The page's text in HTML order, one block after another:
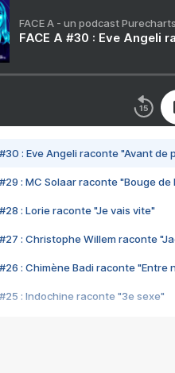
FACE A - un podcast Purecharts
FACE A #30 : Eve Angeli
#30 : Eve Angeli raconte "Avant de
#29 : MC Solaar raconte "Bouge de
#28 : Lorie raconte "Je vais vite"
#27 : Christophe Willem raconte
#26 : Chimène Badi raconte "Entre
#25 : Indochine raconte "3e sexe"